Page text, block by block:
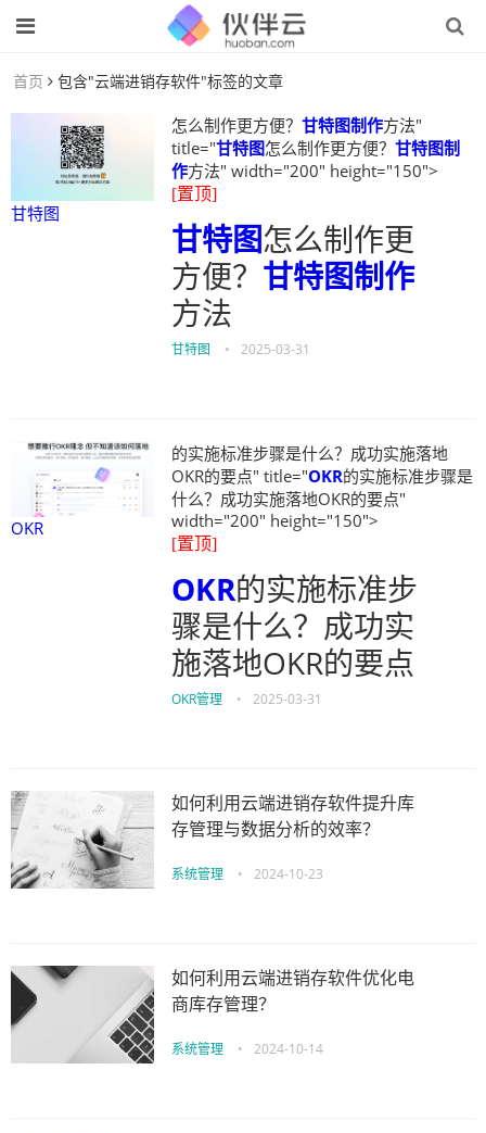
首页 包含"云端进销存软件"标签的文章
甘特图
怎么制作更方便？ 甘特图制作方法"
title="甘特图怎么制作更方便？ 甘特图制
作方法" width="200" height="150">
[置顶]
甘特图怎么制作更
方便？ 甘特图制作
方法
甘特图 • 2025-03-31
OKR
的实施标准步骤是什么？成功实施落地
OKR的要点" title="OKR的实施标准步骤是
什么？成功实施落地OKR的要点"
width="200" height="150">
[置顶]
OKR的实施标准步
骤是什么？成功实
施落地OKR的要点
OKR管理 • 2025-03-31
如何利用云端进销存软件提升库
存管理与数据分析的效率？
系统管理 • 2024-10-23
如何利用云端进销存软件优化电
商库存管理？
系统管理 • 2024-10-14